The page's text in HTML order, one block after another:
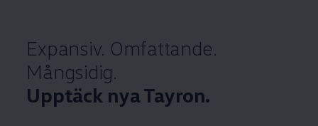
Expansiv. Omfattande.
Mångsidig.
Upptäck nya Tayron.